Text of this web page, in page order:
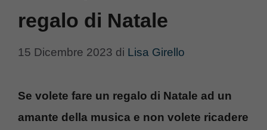
regalo di Natale
15 Dicembre 2023 di Lisa Girello
Se volete fare un regalo di Natale ad un
amante della musica e non volete ricadere